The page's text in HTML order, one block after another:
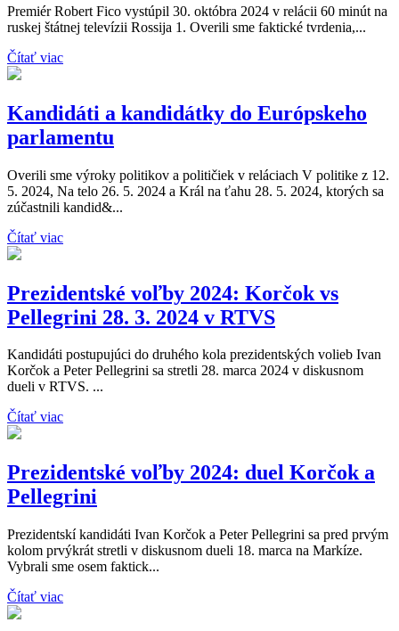
Premiér Robert Fico vystúpil 30. októbra 2024 v relácii 60 minút na
ruskej štátnej televízii Rossija 1. Overili sme faktické tvrdenia,...
Čítať viac
Kandidáti a kandidátky do Európskeho
parlamentu
Overili sme výroky politikov a političiek v reláciach V politike z 12.
5. 2024, Na telo 26. 5. 2024 a Král na ťahu 28. 5. 2024, ktorých sa
zúčastnili kandid&...
Čítať viac
Prezidentské voľby 2024: Korčok vs
Pellegrini 28. 3. 2024 v RTVS
Kandidáti postupujúci do druhého kola prezidentských volieb Ivan
Korčok a Peter Pellegrini sa stretli 28. marca 2024 v diskusnom
dueli v RTVS. ...
Čítať viac
Prezidentské voľby 2024: duel Korčok a
Pellegrini
Prezidentskí kandidáti Ivan Korčok a Peter Pellegrini sa pred prvým
kolom prvýkrát stretli v diskusnom dueli 18. marca na Markíze.
Vybrali sme osem faktick...
Čítať viac